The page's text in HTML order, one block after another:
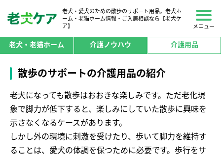
老犬・愛犬のための散歩のサポート用品。老犬ホ
ーム・老猫ホーム情報・ご入居相談なら【老犬ケ
ア】
メニュー
老犬・老猫ホーム 介護ノウハウ 介護用品
散歩のサポートの介護用品の紹介
老犬になっても散歩はおおきな楽しみです。ただ老化現
象で脚力が低下すると、楽しみにしていた散歩に興味を
示さなくなるケースがあります。
しかし外の環境に刺激を受けたり、歩いて脚力を維持す
ることは、愛犬の体調を保つために必要です。歩行をサ